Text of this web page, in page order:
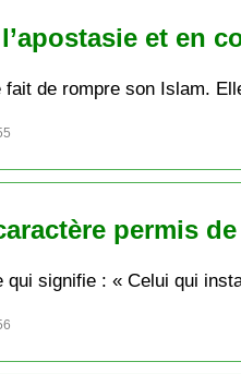
l’apostasie et en
fait de rompre son Islam.
permis
qui signifie : « Celui qui